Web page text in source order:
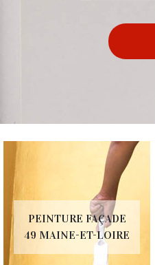
PEINTURE FAÇADE
49 MAINE-ET-LOIRE